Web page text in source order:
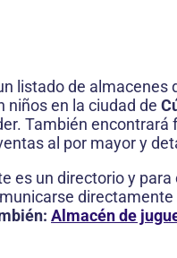
listado de almacenes
niños en la ciudad de
También encontrará
al por mayor y
es un directorio y para
directamente
Almacén de